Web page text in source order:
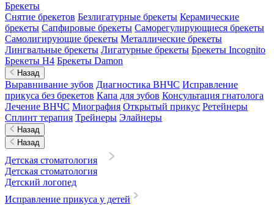
Брекеты
Снятие брекетов Безлигатурные брекеты Керамические
брекеты Сапфировые брекеты Саморегулирующиеся брекеты
Самолигирующие брекеты Металлические брекеты
Лингвальные брекеты Лигатурные брекеты Брекеты Incognito
Брекеты H4 Брекеты Damon
Назад
Выравнивание зубов Диагностика ВНЧС Исправление
прикуса без брекетов Капа для зубов Консультация гнатолога
Лечение ВНЧС Миография Открытый прикус Ретейнеры
Сплинт терапия Трейнеры Элайнеры
Назад
Назад
Детская стоматология
Детская стоматология
Детский логопед
Исправление прикуса у детей